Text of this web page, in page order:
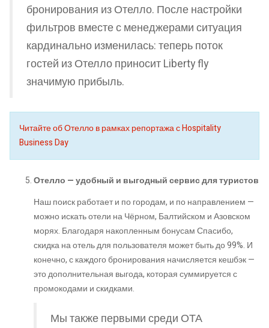
бронирования из Отелло. После настройки
фильтров вместе с менеджерами ситуация
кардинально изменилась: теперь поток
гостей из Отелло приносит Liberty fly
значимую прибыль.
Читайте об Отелло в рамках репортажа с Hospitality
Business Day
Отелло — удобный и выгодный сервис для туристов
Наш поиск работает и по городам, и по направлением —
можно искать отели на Чёрном, Балтийском и Азовском
морях. Благодаря накопленным бонусам Спасибо,
скидка на отель для пользователя может быть до 99%. И
конечно, с каждого бронирования начисляется кешбэк —
это дополнительная выгода, которая суммируется с
промокодами и скидками.
Мы также первыми среди ОТА